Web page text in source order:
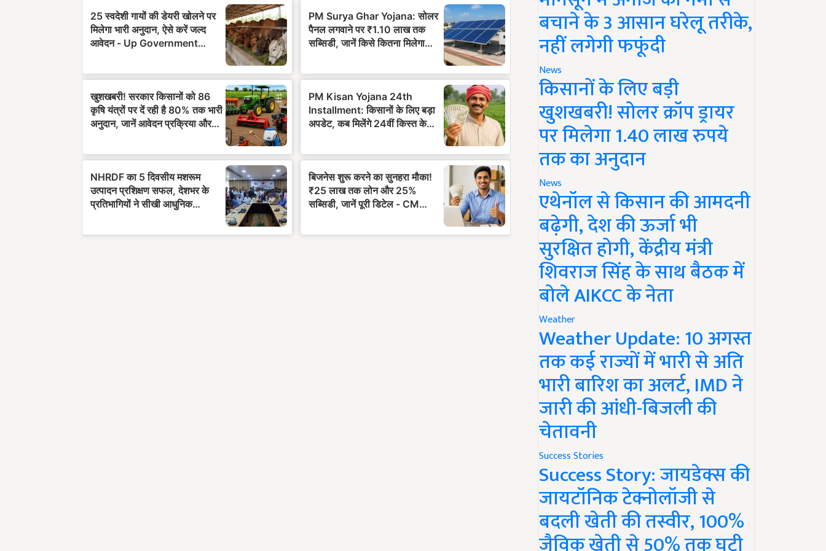
बचाने के 3 आसान घरेलू तरीके,
नहीं लगेगी फफूंदी
News
किसानों के लिए बड़ी
खुशखबरी! सोलर क्रॉप ड्रायर
पर मिलेगा 1.40 लाख रुपये
तक का अनुदान
News
एथेनॉल से किसान की आमदनी
बढ़ेगी, देश की ऊर्जा भी
सुरक्षित होगी, केंद्रीय मंत्री
शिवराज सिंह के साथ बैठक में
बोले AIKCC के नेता
Weather
Weather Update: 10 अगस्त
तक कई राज्यों में भारी से अति
भारी बारिश का अलर्ट, IMD ने
जारी की आंधी-बिजली की
चेतावनी
Success Stories
Success Story: जायडेक्स की
जायटॉनिक टेक्नोलॉजी से
बदली खेती की तस्वीर, 100%